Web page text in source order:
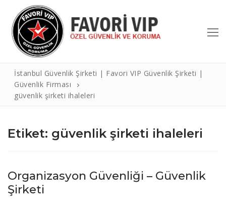
Hakkımızda
Hizmetlerimiz
İstanbul Güvenlik Şirketi | Favori VIP Güvenlik Şirketi |
Güvenlik Firması
güvenlik şirketi ihaleleri
Etiket: güvenlik şirketi ihaleleri
Organizasyon Güvenliği – Güvenlik
Şirketi